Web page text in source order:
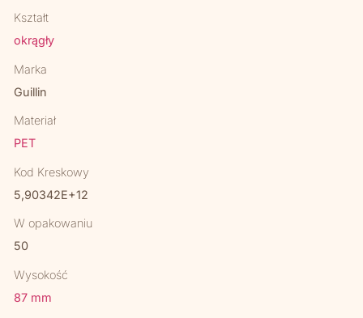
Kształt
okrągły
Marka
Guillin
Materiał
PET
Kod Kreskowy
5,90342E+12
W opakowaniu
50
Wysokość
87 mm